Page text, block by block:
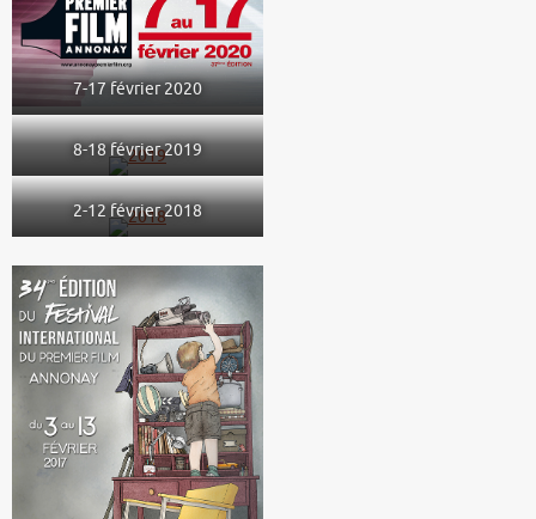
7-17 février 2020
8-18 février 2019
2-12 février 2018